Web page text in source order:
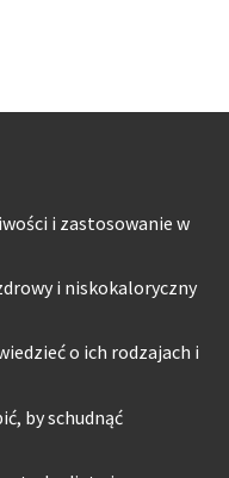
i zastosowanie w
i niskokaloryczny
o ich rodzajach i
by schudnąć